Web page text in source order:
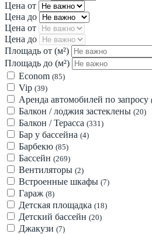
Цена от
Цена до
Цена от
Цена до
Площадь от (м²)
Площадь до (м²)
Econom (85)
Vip (39)
Аренда автомобилей по запросу
Балкон / лоджия застеклены (20)
Балкон / Терасса (331)
Бар у бассейна (4)
Барбекю (85)
Бассейн (269)
Вентиляторы (2)
Встроенные шкафы (7)
Гараж (8)
Детская площадка (18)
Детский бассейн (20)
Джакузи (7)